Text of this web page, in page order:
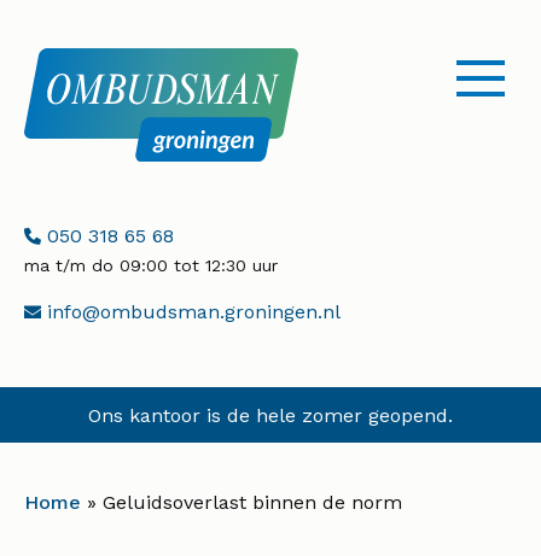
menu
openen
Telefoonnummer:
050 318 65 68
ma t/m do 09:00 tot 12:30 uur
E-info@ombudsman.groningen.nl
Ons kantoor is de hele zomer geopend.
Home » Geluidsoverlast binnen de norm